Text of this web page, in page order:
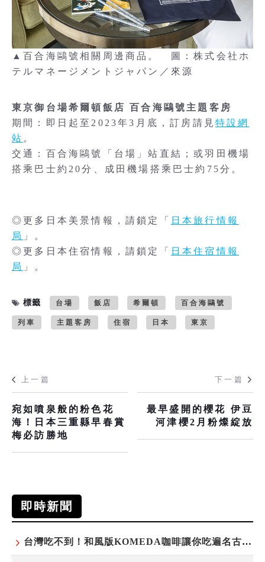
▲百合海鷗號相關周邊商品。 圖：株式会社ホ
テルマネージメントジャパン／來源
東京御台場希爾頓飯店 百合海鷗號主題客房
期間：即日起至2023年3月底，訂房請見 特設網
站 。
交通：百合海鷗號「台場」站直結；或羽田機場
搭乘巴士約20分、成田機場搭乘巴士約75分。
◎更多日本美景情報，請鎖定「
日本旅行情報
局 」。
◎更多日本住宿情報，請鎖定「
日本住宿情報
局 」。
標籤 台場 飯店 希爾頓 百合海鷗號
列車 主題客房 住宿 日本 東京
上一篇
宛如噴泉般的粉色花
海！日本三重縣早春賞
梅必訪勝地
下一篇
最早盛開的櫻花 伊豆
河津櫻2月粉燦綻放
即時新聞
台灣吃不到！和風版KOMEDA咖啡讓你吃遍名古屋在地美食